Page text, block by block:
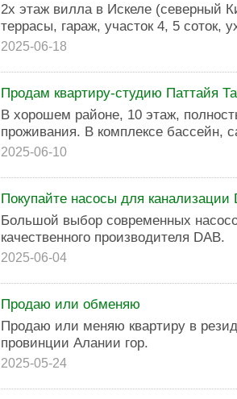
2х этаж вилла в Искеле (северный
террасы, гараж, участок 4, 5 соток,
2025-06-18
Продам квартиру-студию Паттайя
В хорошем районе, 10 этаж,
проживания. В комплексе бассейн,
2025-06-10
Покупайте насосы для
Большой выбор современных
качественного производителя DAB.
2025-06-04
Продаю или обменяю
Продаю или меняю квартиру в
провинции Алании гор.
2025-05-24